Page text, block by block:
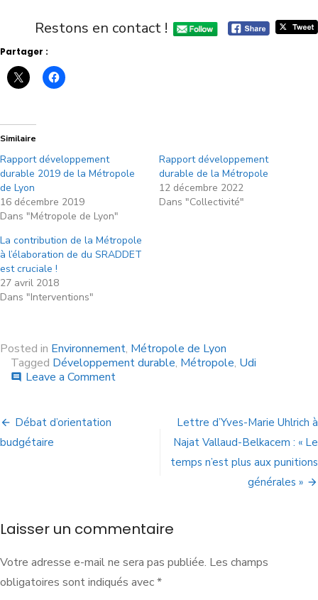
Restons en contact !
Partager :
Similaire
Rapport développement
durable 2019 de la Métropole
de Lyon
16 décembre 2019
Dans "Métropole de Lyon"
Rapport développement
durable de la Métropole
12 décembre 2022
Dans "Collectivité"
La contribution de la Métropole
à l’élaboration de du SRADDET
est cruciale !
27 avril 2018
Dans "Interventions"
Posted in Environnement, Métropole de Lyon
Tagged Développement durable, Métropole, Udi
comment Leave a Comment
Débat d’orientation
budgétaire
Lettre d’Yves-Marie Uhlrich à
Najat Vallaud-Belkacem : « Le
temps n’est plus aux punitions
générales »
Laisser un commentaire
Votre adresse e-mail ne sera pas publiée. Les champs
obligatoires sont indiqués avec*